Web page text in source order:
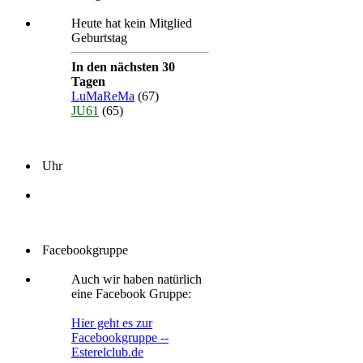
Heute hat kein Mitglied
Geburtstag
In den nächsten 30
Tagen
LuMaReMa (67)
JU61 (65)
Uhr
Facebookgruppe
Auch wir haben natürlich
eine Facebook Gruppe:
Hier geht es zur
Facebookgruppe --
Esterelclub.de